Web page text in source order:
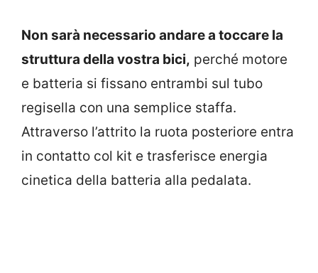
Non sarà necessario andare a toccare la
struttura della vostra bici, perché motore
e batteria si fissano entrambi sul tubo
regisella con una semplice staffa.
Attraverso l’attrito la ruota posteriore entra
in contatto col kit e trasferisce energia
cinetica della batteria alla pedalata.